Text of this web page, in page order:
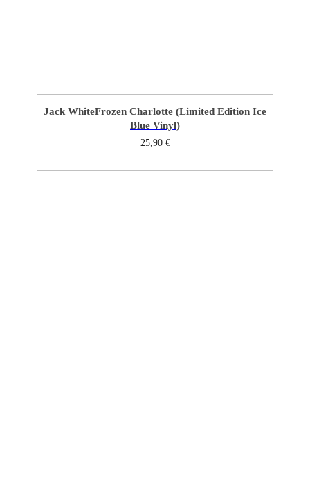
Jack WhiteFrozen Charlotte (Limited Edition Ice
Blue Vinyl)
25,90 €